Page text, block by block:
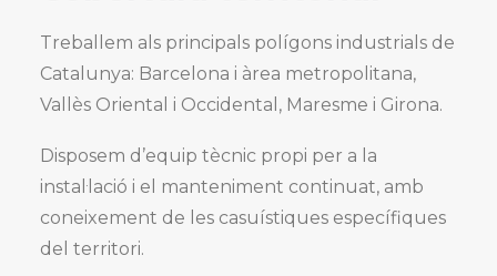
Treballem als principals polígons industrials de
Catalunya: Barcelona i àrea metropolitana,
Vallès Oriental i Occidental, Maresme i Girona.
Disposem d’equip tècnic propi per a la
instal·lació i el manteniment continuat, amb
coneixement de les casuístiques específiques
del territori.